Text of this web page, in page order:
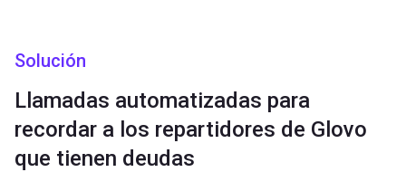
Solución
Llamadas automatizadas para
recordar a los repartidores de Glovo
que tienen deudas